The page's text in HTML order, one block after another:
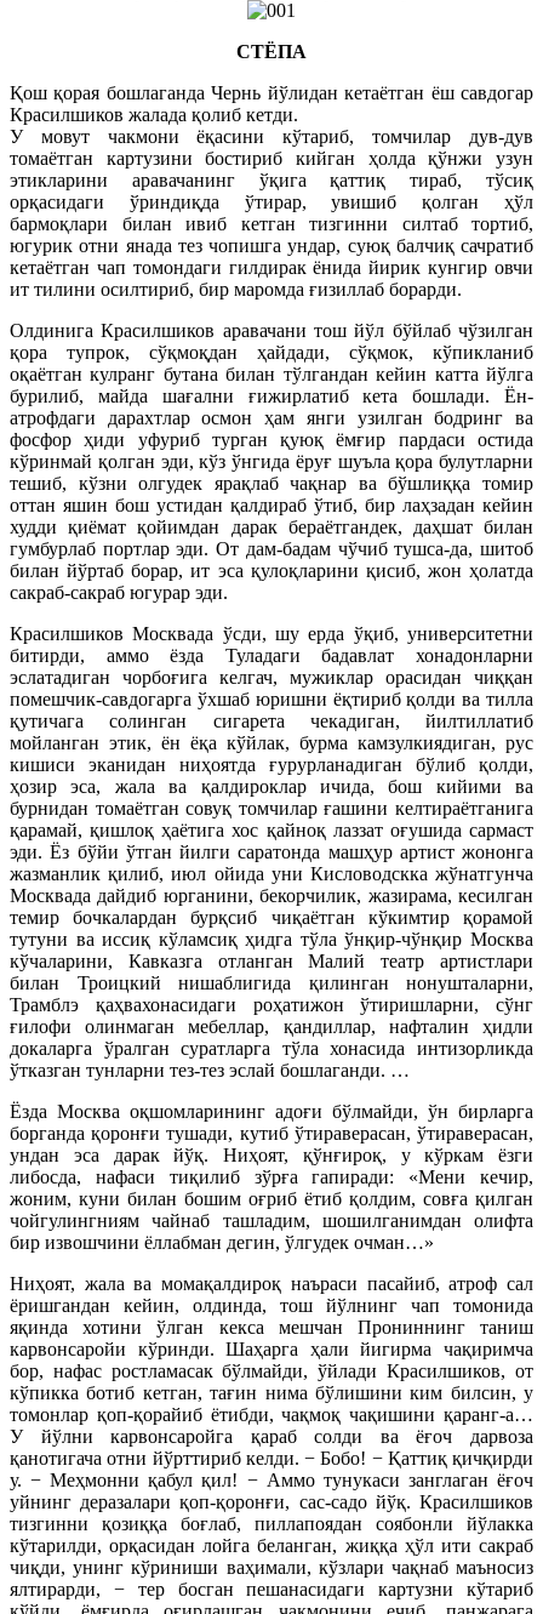
СТЁПА
Қош қорая бошлаганда Чернь йўлидан кетаётган ёш савдогар
Красилшиков жалада қолиб кетди.
У мовут чакмони ёқасини кўтариб, томчилар дув-дув
томаётган картузини бостириб кийган ҳолда қўнжи узун
этикларини аравачанинг ўқига қаттиқ тираб, тўсиқ
орқасидаги ўриндиқда ўтирар, увишиб қолган ҳўл
бармоқлари билан ивиб кетган тизгинни силтаб тортиб,
югурик отни янада тез чопишга ундар, суюқ балчиқ сачратиб
кетаётган чап томондаги гилдирак ёнида йирик кунгир овчи
ит тилини осилтириб, бир маромда ғизиллаб борарди.
Олдинига Красилшиков аравачани тош йўл бўйлаб чўзилган
қора тупрок, сўқмоқдан ҳайдади, сўқмок, кўпикланиб
оқаётган кулранг бутана билан тўлгандан кейин катта йўлга
бурилиб, майда шағални ғижирлатиб кета бошлади. Ён-
атрофдаги дарахтлар осмон ҳам янги узилган бодринг ва
фосфор ҳиди уфуриб турган қуюқ ёмғир пардаси остида
кўринмай қолган эди, кўз ўнгида ёруғ шуъла қора булутларни
тешиб, кўзни олгудек ярақлаб чақнар ва бўшлиққа томир
оттан яшин бош устидан қалдираб ўтиб, бир лаҳзадан кейин
худди қиёмат қойимдан дарак бераётгандек, даҳшат билан
гумбурлаб портлар эди. От дам-бадам чўчиб тушса-да, шитоб
билан йўртаб борар, ит эса қулоқларини қисиб, жон ҳолатда
сакраб-сакраб югурар эди.
Красилшиков Москвада ўсди, шу ерда ўқиб, университетни
битирди, аммо ёзда Туладаги бадавлат хонадонларни
эслатадиган чорбоғига келгач, мужиклар орасидан чиққан
помешчик-савдогарга ўхшаб юришни ёқтириб қолди ва тилла
қутичага солинган сигарета чекадиган, йилтиллатиб
мойланган этик, ён ёқа кўйлак, бурма камзулкиядиган, рус
кишиси эканидан ниҳоятда ғурурланадиган бўлиб қолди,
ҳозир эса, жала ва қалдироклар ичида, бош кийими ва
бурнидан томаётган совуқ томчилар ғашини келтираётганига
қарамай, қишлоқ ҳаётига хос қайноқ лаззат оғушида сармаст
эди. Ёз бўйи ўтган йилги саратонда машҳур артист жононга
жазманлик қилиб, июл ойида уни Кисловодскка жўнатгунча
Москвада дайдиб юрганини, бекорчилик, жазирама, кесилган
темир бочкалардан бурқсиб чиқаётган кўкимтир қорамой
тутуни ва иссиқ кўламсиқ ҳидга тўла ўнқир-чўнқир Москва
кўчаларини, Кавказга отланган Малий театр артистлари
билан Троицкий нишаблигида қилинган нонушталарни,
Трамблэ қаҳвахонасидаги роҳатижон ўтиришларни, сўнг
ғилофи олинмаган мебеллар, қандиллар, нафталин ҳидли
докаларга ўралган суратларга тўла хонасида интизорликда
ўтказган тунларни тез-тез эслай бошлаганди. …
Ёзда Москва оқшомларининг адоғи бўлмайди, ўн бирларга
борганда қоронғи тушади, кутиб ўтираверасан, ўтираверасан,
ундан эса дарак йўқ. Ниҳоят, қўнғироқ, у кўркам ёзги
либосда, нафаси тиқилиб зўрға гапиради: «Мени кечир,
жоним, куни билан бошим оғриб ётиб қолдим, совға қилган
чойгулингниям чайнаб ташладим, шошилганимдан олифта
бир извошчини ёллабман дегин, ўлгудек очман…»
Ниҳоят, жала ва момақалдироқ наъраси пасайиб, атроф сал
ёришгандан кейин, олдинда, тош йўлнинг чап томонида
яқинда хотини ўлган кекса мешчан Прониннинг таниш
карвонсаройи кўринди. Шаҳарга ҳали йигирма чақиримча
бор, нафас ростламасак бўлмайди, ўйлади Красилшиков, от
кўпикка ботиб кетган, тағин нима бўлишини ким билсин, у
томонлар қоп-қорайиб ётибди, чақмоқ чақишини қаранг-а…
У йўлни карвонсаройга қараб солди ва ёғоч дарвоза
қанотигача отни йўрттириб келди. − Бобо! − Қаттиқ қичқирди
у. − Меҳмонни қабул қил! − Аммо тунукаси занглаган ёғоч
уйнинг деразалари қоп-қоронғи, сас-садо йўқ. Красилшиков
тизгинни қозиққа боғлаб, пиллапоядан соябонли йўлакка
кўтарилди, орқасидан лойга беланган, жиққа ҳўл ити сакраб
чиқди, унинг кўриниши ваҳимали, кўзлари чақнаб маъносиз
ялтирарди, − тер босган пешанасидаги картузни кўтариб